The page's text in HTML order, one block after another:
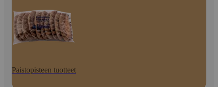
Paistopisteen tuotteet